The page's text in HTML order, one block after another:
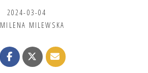
2024-03-04
MILENA MILEWSKA